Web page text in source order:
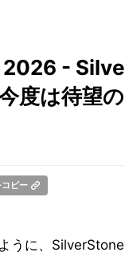
2026 -
度は待望
ピー
うに、